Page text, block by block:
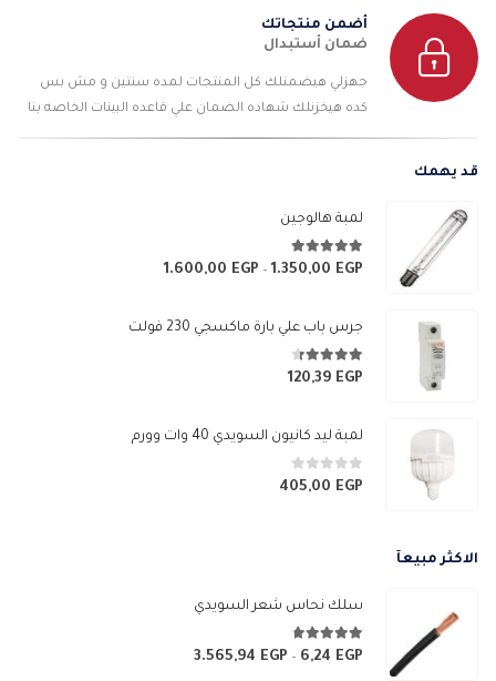
أضمن منتجاتك
ضمان أستبدال
جهزلي هيضمنلك كل المنتجات لمده سنتين و مش بس
كده هيخزنلك شهاده الضمان علي قاعده البينات الخاصه بنا
قد يهمك
لمبة هالوجين
4.89 من 5
1.350,00 EGP
–
1.600,00 EGP
من
جرس باب علي بارة ماكسجي 230 فولت
4.33 من 5
120,39 EGP
لمبة ليد كانيون السويدي 40 وات وورم
0من 5405,00 EGP
الاكثر مبيعآ
سلك نحاس شعر السويدي
4.67 من 5
6,24 EGP
–
3.565,94 EGP
نطاق